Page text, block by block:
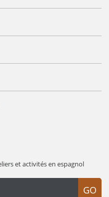
et activités en espagnol
GO